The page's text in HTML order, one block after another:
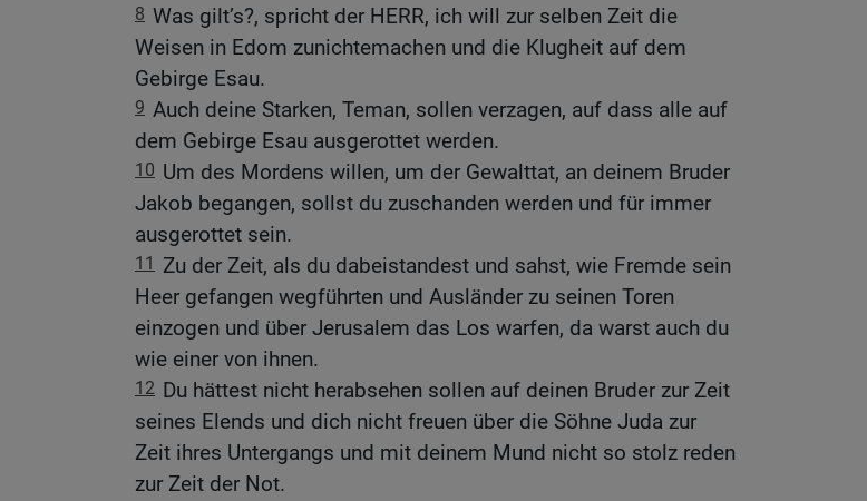
8 Was gilt’s?, spricht der HERR, ich will zur selben Zeit die
Weisen in Edom zunichtemachen und die Klugheit auf dem
Gebirge Esau.
9 Auch deine Starken, Teman, sollen verzagen, auf dass alle auf
dem Gebirge Esau ausgerottet werden.
10 Um des Mordens willen, um der Gewalttat, an deinem Bruder
Jakob begangen, sollst du zuschanden werden und für immer
ausgerottet sein.
11
Zu der Zeit, als du dabeistandest und sahst, wie Fremde sein
Heer gefangen wegführten und Ausländer zu seinen Toren
einzogen und über Jerusalem das Los warfen, da warst auch du
wie einer von ihnen.
12 Du hättest nicht herabsehen sollen auf deinen Bruder zur Zeit
seines Elends und dich nicht freuen über die Söhne Juda zur
Zeit ihres Untergangs und mit deinem Mund nicht so stolz reden
zur Zeit der Not.